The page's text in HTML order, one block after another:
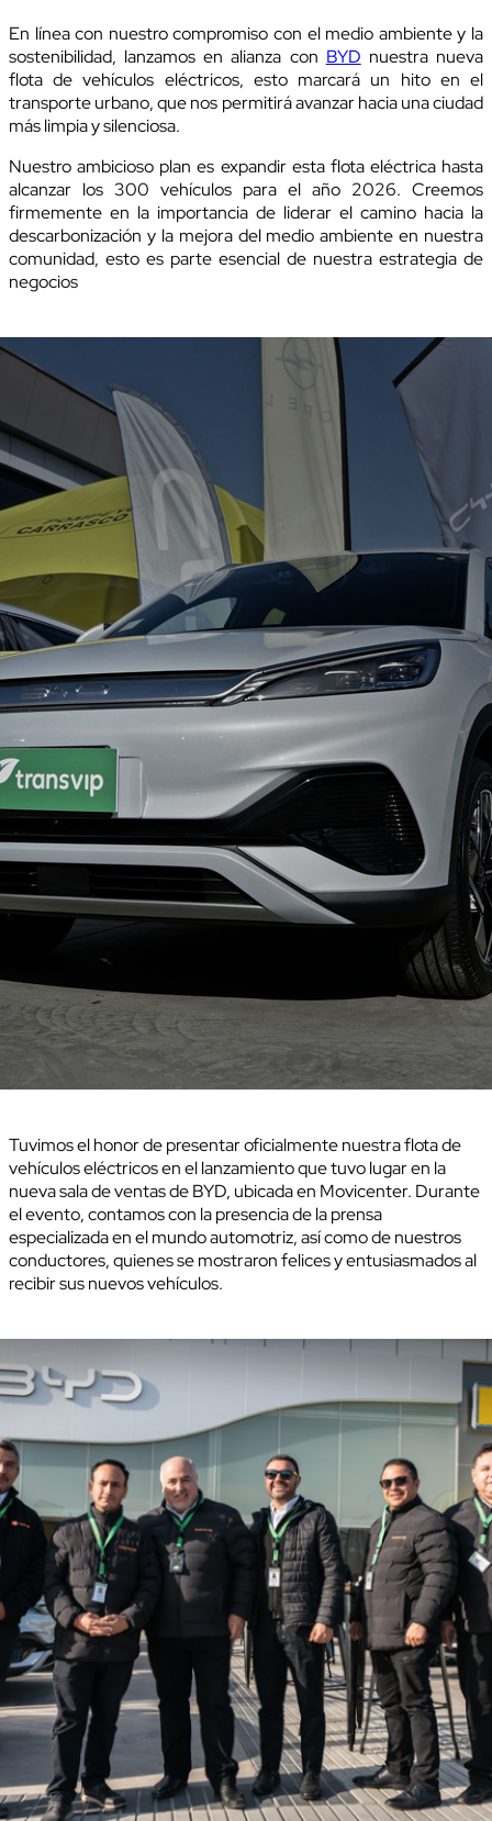
En línea con nuestro compromiso con el medio ambiente y la
sostenibilidad, lanzamos en alianza con BYD nuestra nueva
flota de vehículos eléctricos, esto marcará un hito en el
transporte urbano, que nos permitirá avanzar hacia una ciudad
más limpia y silenciosa.
Nuestro ambicioso plan es expandir esta flota eléctrica hasta
alcanzar los 300 vehículos para el año 2026. Creemos
firmemente en la importancia de liderar el camino hacia la
descarbonización y la mejora del medio ambiente en nuestra
comunidad, esto es parte esencial de nuestra estrategia de
negocios
Tuvimos el honor de presentar oficialmente nuestra flota de
vehículos eléctricos en el lanzamiento que tuvo lugar en la
nueva sala de ventas de BYD, ubicada en Movicenter. Durante
el evento, contamos con la presencia de la prensa
especializada en el mundo automotriz, así como de nuestros
conductores, quienes se mostraron felices y entusiasmados al
recibir sus nuevos vehículos.